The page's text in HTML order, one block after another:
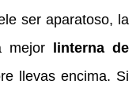
ser aparatoso, la
mejor linterna de
llevas encima. Si